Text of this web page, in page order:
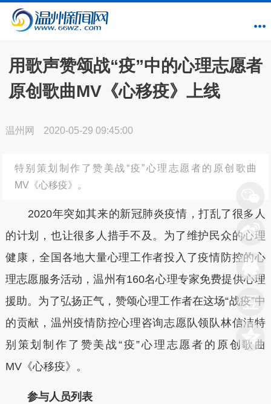
用歌声赞颂战“疫”中的心理志愿者
原创歌曲MV《心移疫》上线
温州网 2020-05-29 09:45:00
特别策划制作了赞美战“疫”心理志愿者的原创歌曲
MV《心移疫》。
2020年突如其来的新冠肺炎疫情，打乱了很多人
的计划，也让很多人措手不及。为了维护民众的心理
健康，全国各地大量心理工作者投入了疫情防控的心
理志愿服务活动，温州有160名心理专家免费提供心理
援助。为了弘扬正气，赞颂心理工作者在这场“战疫”中
的贡献，温州疫情防控心理咨询志愿队领队林信洁特
别策划制作了赞美战“疫”心理志愿者的原创歌曲
MV《心移疫》。
参与人员列表